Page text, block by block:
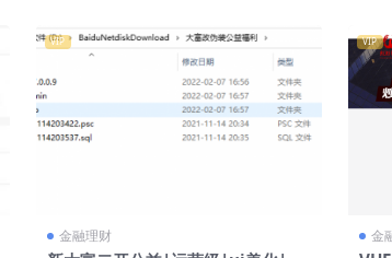
VIP
金融理财
VIP
金